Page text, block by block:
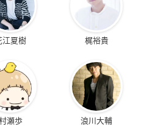
江夏樹 梶裕貴
瀬歩 浪川大輔